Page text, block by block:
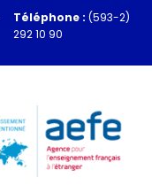
Téléphone : (593-2)
292 10 90